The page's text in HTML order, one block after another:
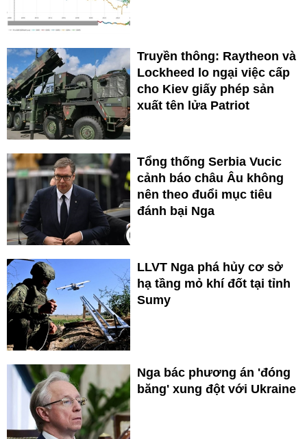
Truyền thông: Raytheon và
Lockheed lo ngại việc cấp
cho Kiev giấy phép sản
xuất tên lửa Patriot
Tổng thống Serbia Vucic
cảnh báo châu Âu không
nên theo đuổi mục tiêu
đánh bại Nga
LLVT Nga phá hủy cơ sở
hạ tầng mỏ khí đốt tại tỉnh
Sumy
Nga bác phương án 'đóng
băng' xung đột với Ukraine